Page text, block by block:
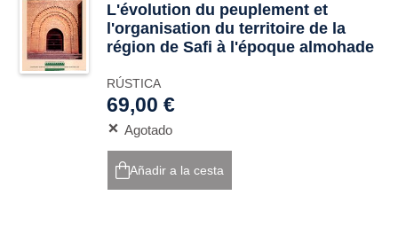
L'évolution du peuplement et
l'organisation du territoire de la
région de Safi à l'époque almohade
RÚSTICA
69,00 €
Agotado
Añadir a la cesta